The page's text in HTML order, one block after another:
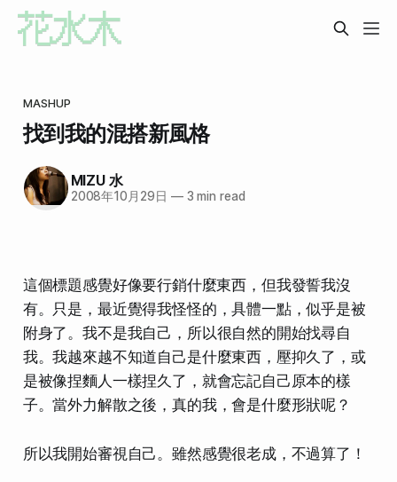
MASHUP
找到我的混搭新風格
MIZU 水
2008年10月29日 —3 min read
這個標題感覺好像要行銷什麼東西，但我發誓我沒
有。只是， 最近覺得我怪怪的 ，具體一點，似乎是被
附身了 。我不是我自己，所以很自然的開始找尋自
我。我越來越不知道自己是什麼東西，壓抑久了，或
是被像捏麵人一樣捏久了 ，就會忘記自己原本的樣
子。當外力解散之後，真的我，會是什麼形狀呢？
所以我開始審視自己 。雖然感覺很老成，不過算了！